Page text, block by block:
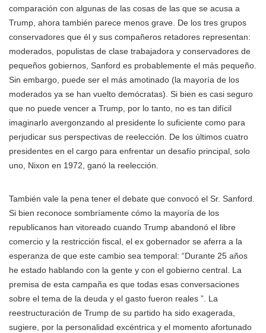
comparación con algunas de las cosas de las que se acusa a
Trump, ahora también parece menos grave. De los tres grupos
conservadores que él y sus compañeros retadores representan:
moderados, populistas de clase trabajadora y conservadores de
pequeños gobiernos, Sanford es probablemente el más pequeño.
Sin embargo, puede ser el más amotinado (la mayoría de los
moderados ya se han vuelto demócratas). Si bien es casi seguro
que no puede vencer a Trump, por lo tanto, no es tan difícil
imaginarlo avergonzando al presidente lo suficiente como para
perjudicar sus perspectivas de reelección. De los últimos cuatro
presidentes en el cargo para enfrentar un desafío principal, solo
uno, Nixon en 1972, ganó la reelección.
También vale la pena tener el debate que convocó el Sr. Sanford.
Si bien reconoce sombríamente cómo la mayoría de los
republicanos han vitoreado cuando Trump abandonó el libre
comercio y la restricción fiscal, el ex gobernador se aferra a la
esperanza de que este cambio sea temporal: “Durante 25 años
he estado hablando con la gente y con el gobierno central. La
premisa de esta campaña es que todas esas conversaciones
sobre el tema de la deuda y el gasto fueron reales ”. La
reestructuración de Trump de su partido ha sido exagerada,
sugiere, por la personalidad excéntrica y el momento afortunado